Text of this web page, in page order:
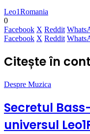
Leo1Romania
0
Facebook X Reddit
Facebook X Reddit
Citește în
Despre Muzica
Secretul
universul